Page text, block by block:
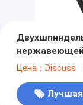
нержавеющей
Цена：Discuss